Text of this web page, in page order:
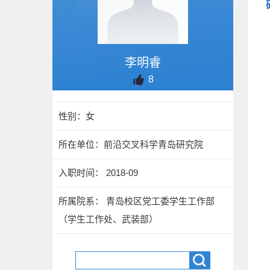
李明睿
8
性别：女
所在单位：前沿交叉科学青岛研究院
入职时间： 2018-09
所属院系： 青岛校区党工委学生工作部
（学生工作处、武装部）